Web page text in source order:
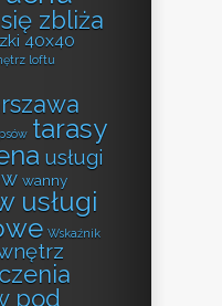
zbliża
40x40
loftu
tarasy
usługi
wanny
usługi
Wskaźnik
pod